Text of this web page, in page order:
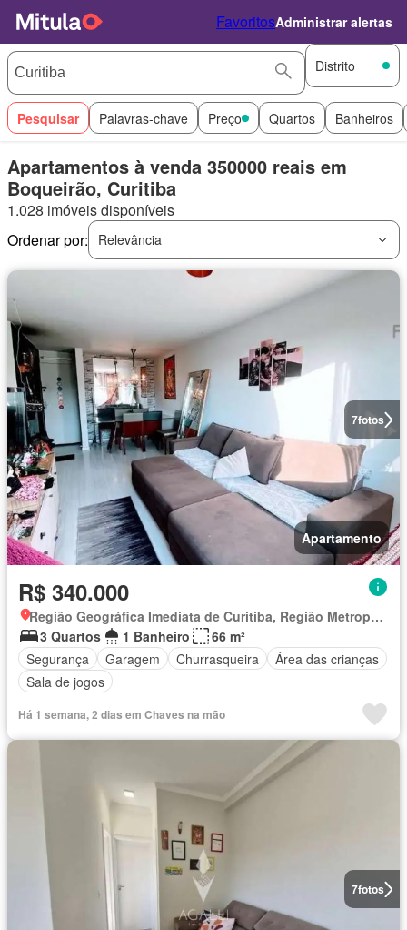
FavoritosAdministrar alertas
Distrito
Pesquisar Palavras-chave Preço Quartos Banheiros
Apartamentos à venda 350000 reais em
Boqueirão, Curitiba
1.028 imóveis disponíveis
Ordenar por:
Relevância
7fotos
Apartamento
R$ 340.000
Região Geográfica Imediata de Curitiba, Região Metropolitana de Curitiba
3 Quartos
1 Banheiro
66 m²
Segurança
Garagem Churrasqueira
Área das crianças
Sala de jogos
Há 1 semana, 2 dias em Chaves na mão
7fotos